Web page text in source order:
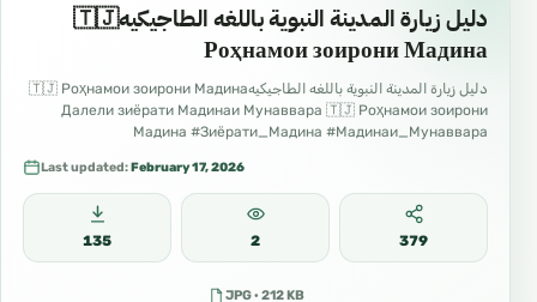
دليل زيارة المدينة النبوية باللغه الطاجيكيه🇹🇯
Роҳнамои зоирони Мадина
دليل زيارة المدينة النبوية باللغه الطاجيكيه🇹🇯 Роҳнамои зоирони Мадина
Далели зиёрати Мадинаи Мунаввара 🇹🇯 Роҳнамои зоирони
Мадина #Зиёрати_Мадина #Мадинаи_Мунаввара
Last updated:February 17, 2026
135 2 379
JPG · 212 KB